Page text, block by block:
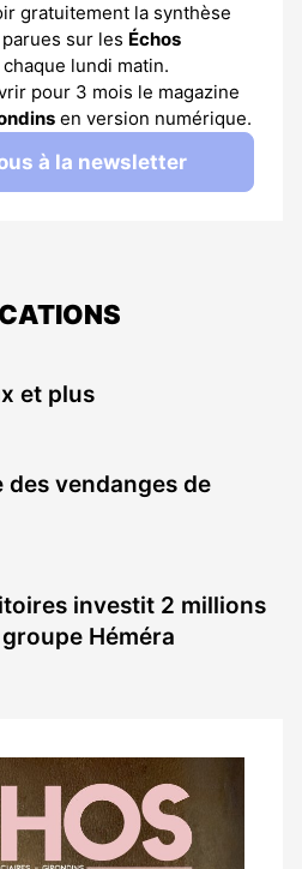
gratuitement la synthèse
sur les Échos
chaque lundi matin.
pour 3 mois le magazine
en version numérique.
à la newsletter
et plus
vendanges de
investit 2 millions
Héméra